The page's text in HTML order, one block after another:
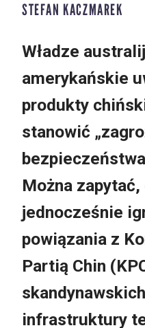
STEFAN KACZMAREK
Władze
amerykańskie
produkty
stanowić
Można
jednocześnie
powiązania z
Partią Chin
infrastruktury